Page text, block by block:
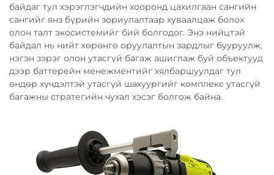
байдаг тул хэрэглэгчдийн хооронд цахилгаан сангийн
сангийг янз бүрийн зориулалтаар хуваалцаж болох
олон талт экосистемийг бий болгодог. Энэ нийцтэй
байдал нь нийт хөрөнгө оруулалтын зардлыг бууруулж,
нэгэн зэрэг олон утасгүй багаж ашиглаж буй объектууд
дээр баттерейн менежментийг хялбаршуулдаг тул
өндөр хүчдэлтэй утасгүй шахуургийг комплекс утасгүй
багажны стратегийн чухал хэсэг болгож байна.